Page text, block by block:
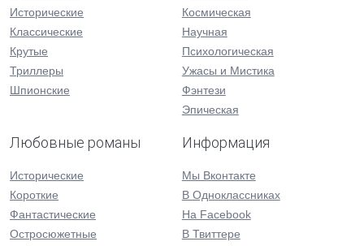
Исторические
Классические
Крутые
Триллеры
Шпионские
Космическая
Научная
Психологическая
Ужасы и Мистика
Фэнтези
Эпическая
Любовные романы
Исторические
Короткие
Фантастические
Остросюжетные
Информация
Мы Вконтакте
В Одноклассниках
На Facebook
В Твиттере